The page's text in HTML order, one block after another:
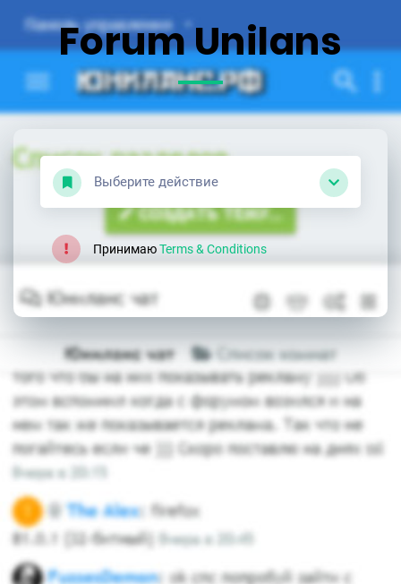
Forum Unilans
Выберите действие
ПринимаюTerms & Conditions